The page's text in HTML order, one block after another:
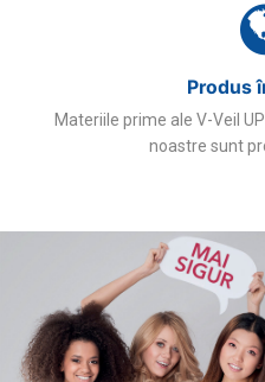
Produs
Materiile prime ale V-Veil
noastre sunt